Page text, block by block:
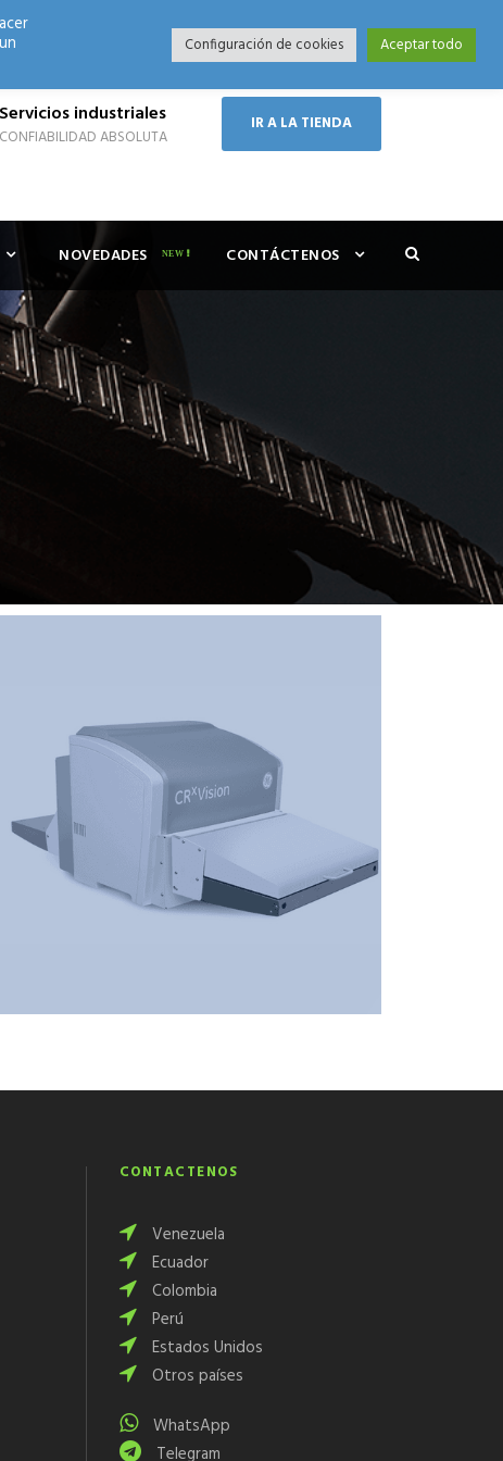
Modo Nocturno
Servicios industriales
CONFIABILIDAD ABSOLUTA
IR A LA TIENDA
NOVEDADES CONTÁCTENOS
CONTÁCTENOS
Venezuela
Ecuador
Colombia
Perú
Estados Unidos
Otros países
WhatsApp
Telegram
Configuración de cookies Aceptar todo